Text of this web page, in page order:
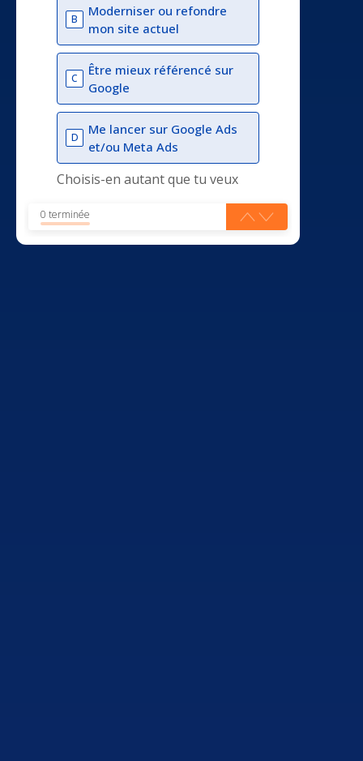
B
Moderniser ou refondre
mon site actuel
C
Être mieux référencé sur
Google
D
Me lancer sur Google Ads
et/ou Meta Ads
Choisis-en autant que tu veux
0 terminée